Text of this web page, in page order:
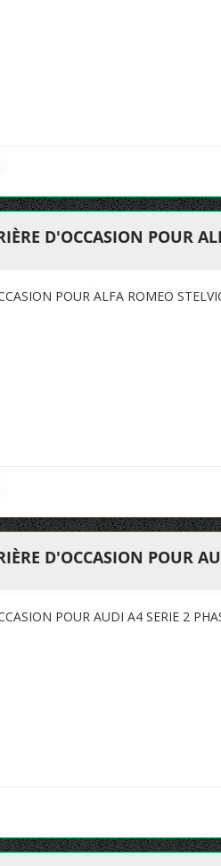
D'OCCASION POUR
POUR ALFA ROMEO
D'OCCASION POUR
POUR AUDI A4 SERIE 2